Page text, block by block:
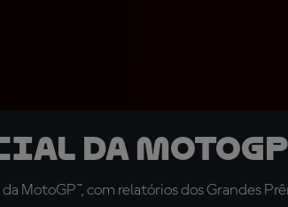
da
MotoGP™, com relatórios dos Grandes